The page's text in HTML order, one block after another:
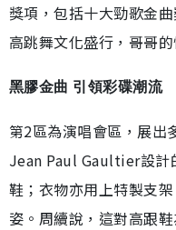
獎項，包括十大勁歌金
高跳舞文化盛行，哥哥的
黑膠金曲 引領彩碟潮流
第2區為演唱會區，展出
Jean Paul Gaultier設計
鞋；衣物亦用上特製支
姿。周續說，這對高跟